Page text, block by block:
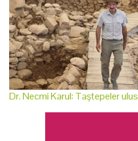
Dr. Necmi Karul: Taştepeler